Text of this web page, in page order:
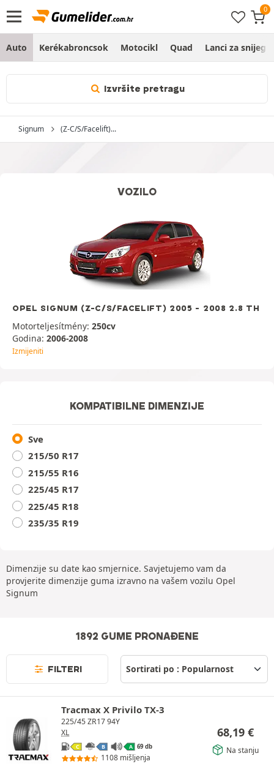
Auto Kerékabroncsok Motocikl Quad Lanci za snijeg
Izvršite pretragu
Signum (Z-C/S/Facelift)...
VOZILO
OPEL SIGNUM (Z-C/S/FACELIFT) 2005 - 2008 2.8 TH
Motorteljesítmény: 250cv
Godina: 2006-2008
Izmijeniti
KOMPATIBILNE DIMENZIJE
Sve
215/50 R17
215/55 R16
225/45 R17
225/45 R18
235/35 R19
Dimenzije su date kao smjernice. Savjetujemo vam da
provjerite dimenzije guma izravno na vašem vozilu Opel
Signum
1892 GUME PRONAĐENE
FILTERI
Tracmax X Privilo TX-3
225/45 ZR17 94Y
XL
C B A 69 db
1108 mišljenja
68,19 €
Na stanju